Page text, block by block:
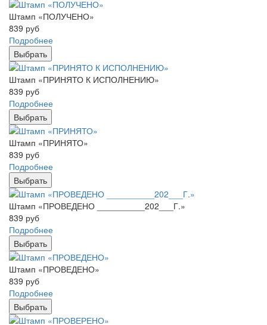
Штамп «ПОЛУЧЕНО»
839 руб
Подробнее
Выбрать
Штамп «ПРИНЯТО К ИСПОЛНЕНИЮ»
839 руб
Подробнее
Выбрать
Штамп «ПРИНЯТО»
839 руб
Подробнее
Выбрать
Штамп «ПРОВЕДЕНО __________202___Г.»
839 руб
Подробнее
Выбрать
Штамп «ПРОВЕДЕНО»
839 руб
Подробнее
Выбрать